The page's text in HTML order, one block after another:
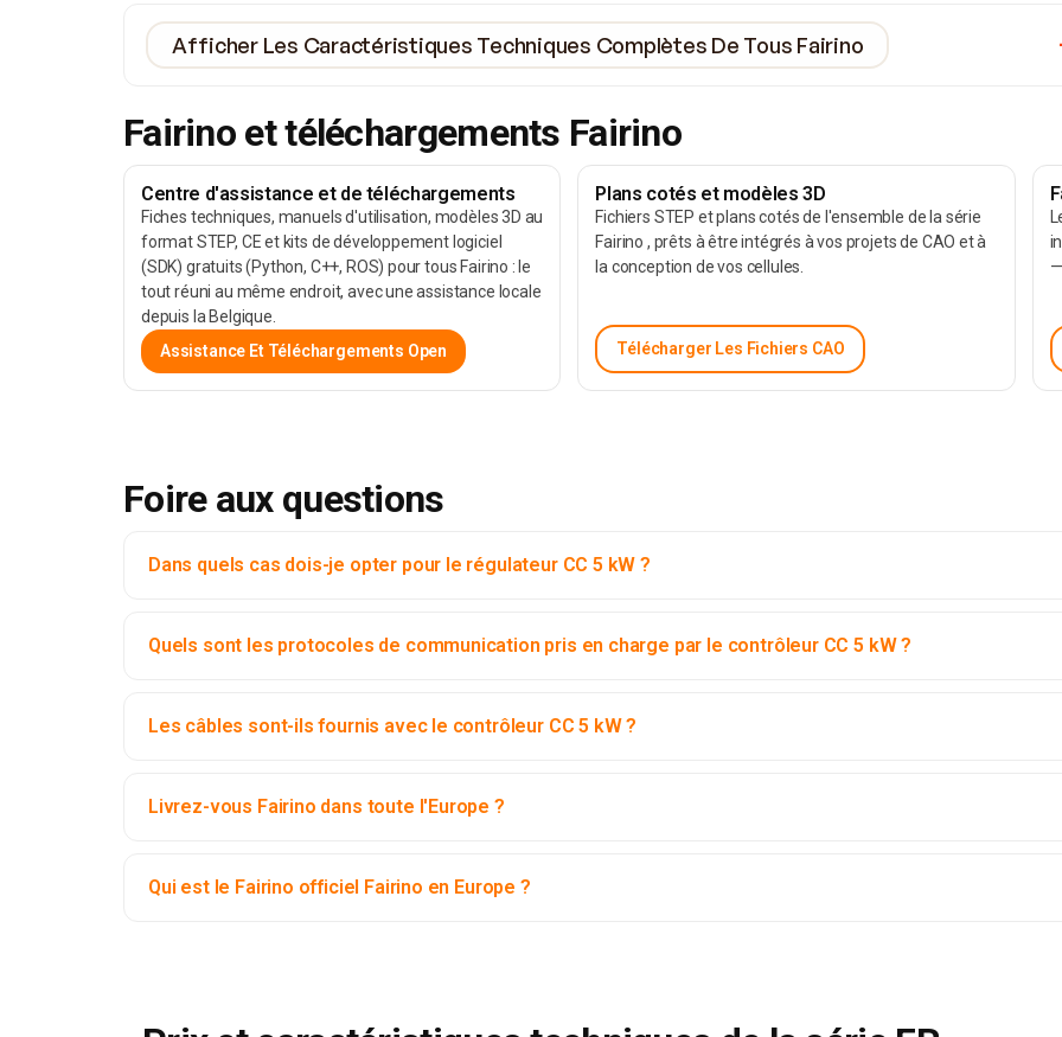
Afficher Les Caractéristiques Techniques Complètes De Tous Fairino
Fairino et téléchargements Fairino
Centre d'assistance et de téléchargements
Fiches techniques, manuels d'utilisation, modèles 3D au
format STEP, CE et kits de développement logiciel
(SDK) gratuits (Python, C++, ROS) pour tous Fairino : le
tout réuni au même endroit, avec une assistance locale
depuis la Belgique.
Assistance Et Téléchargements Open
Plans cotés et modèles 3D
Fichiers STEP et plans cotés de l'ensemble de la série
Fairino , prêts à être intégrés à vos projets de CAO et à
la conception de vos cellules.
Télécharger Les Fichiers CAO
Foire aux questions
Dans quels cas dois-je opter pour le régulateur CC 5 kW ?
Quels sont les protocoles de communication pris en charge par le contrôleur CC 5 kW ?
Les câbles sont-ils fournis avec le contrôleur CC 5 kW ?
Livrez-vous Fairino dans toute l'Europe ?
Qui est le Fairino officiel Fairino en Europe ?